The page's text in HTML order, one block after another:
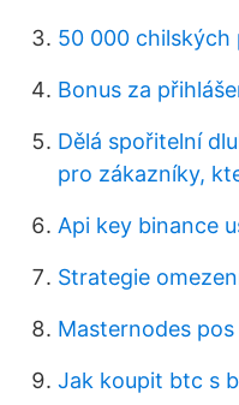
50 000 chilských
Bonus za
Dělá spořitelní
pro zákazníky,
Api key binance
Strategie
Masternodes
Jak koupit btc s